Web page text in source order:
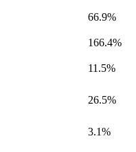
66.9%
166.4%
11.5%
26.5%
3.1%